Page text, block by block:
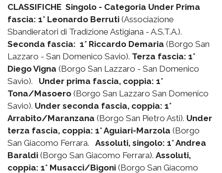
CLASSIFICHE Singolo - Categoria Under Prima
fascia: 1° Leonardo Berruti (Associazione
Sbandieratori di Tradizione Astigiana - A.S.T.A.).
Seconda fascia: 1° Riccardo Demaria (Borgo San
Lazzaro - San Domenico Savio). Terza fascia: 1°
Diego Vigna (Borgo San Lazzaro - San Domenico
Savio). Under prima fascia, coppia: 1°
Tona/Masoero (Borgo San Lazzaro San Domenico
Savio). Under seconda fascia, coppia: 1°
Arrabito/Maranzana (Borgo San Pietro Asti). Under
terza fascia, coppia: 1° Aguiari-Marzola (Borgo
San Giacomo Ferrara. Assoluti, singolo: 1° Andrea
Baraldi (Borgo San Giacomo Ferrara). Assoluti,
coppia: 1° Musacci/Bigoni (Borgo San Giacomo